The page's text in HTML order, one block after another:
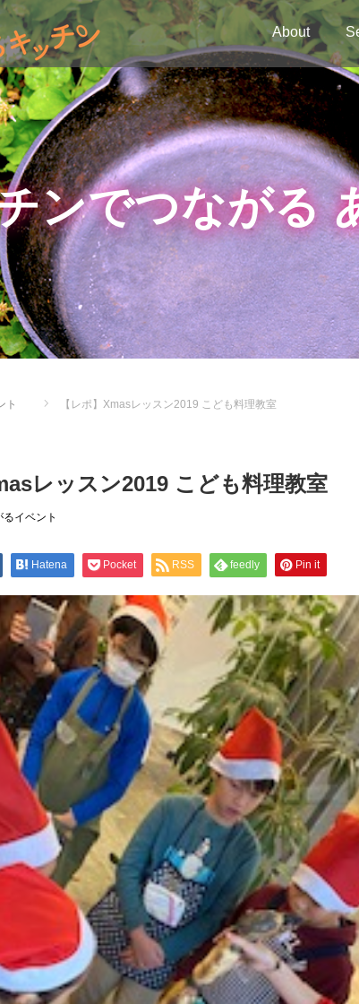
About
ンでつながる
ト 【レポ】Xmasレッスン2019 こども料理教室
レッスン2019 こども料理教室
るイベント
Hatena Pocket RSS feedly Pin it